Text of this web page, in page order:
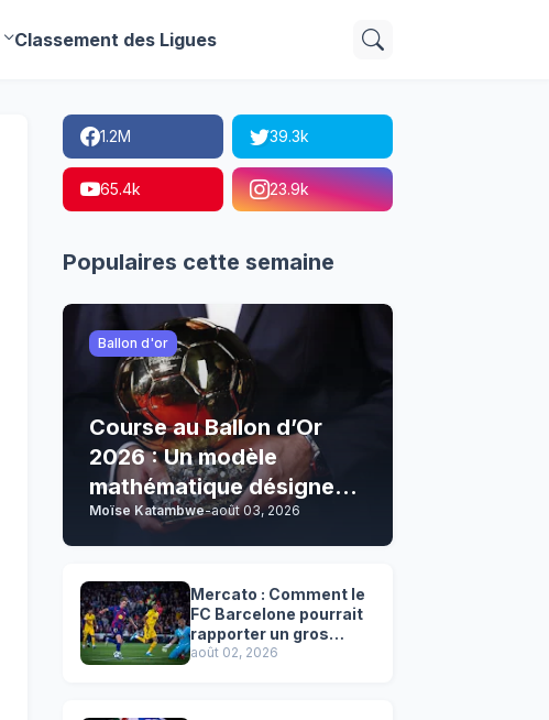
Classement des Ligues
1.2M 39.3k
65.4k 23.9k
Populaires cette semaine
Ballon d'or
Course au Ballon d’Or
2026 : Un modèle
mathématique désigne
son grand favori !
Moïse Katambwe-août 03, 2026
Mercato : Comment le
FC Barcelone pourrait
rapporter un gros
chèque inespéré à l’OM
août 02, 2026